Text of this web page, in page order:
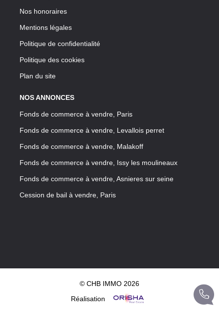
Nos honoraires
Mentions légales
Politique de confidentialité
Politique des cookies
Plan du site
NOS ANNONCES
Fonds de commerce à vendre, Paris
Fonds de commerce à vendre, Levallois perret
Fonds de commerce à vendre, Malakoff
Fonds de commerce à vendre, Issy les moulineaux
Fonds de commerce à vendre, Asnieres sur seine
Cession de bail à vendre, Paris
© CHB IMMO 2026
Réalisation